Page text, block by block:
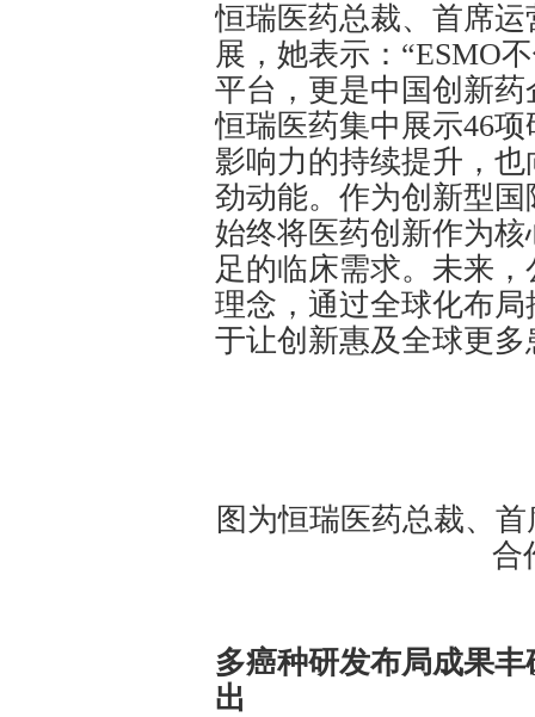
恒瑞医药总裁、首席
展，她表示：“ESMO
平台，更是中国创新
恒瑞医药集中展示46
影响力的持续提升，
劲动能。作为创新型
始终将医药创新作为
足的临床需求。未来
理念，通过全球化布
于让创新惠及全球更多
图为恒瑞医药总裁、
合
多癌种研发布局成果
出